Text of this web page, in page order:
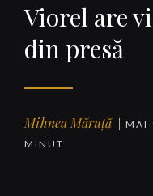
Viorel are
din presă
Mihnea Măruță MAI
MINUT